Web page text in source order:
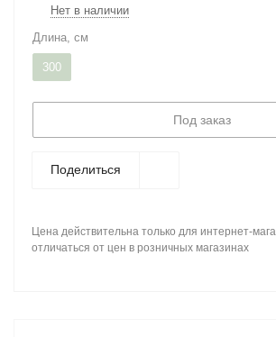
Нет в наличии
Длина, см
300
Под заказ
Поделиться
Цена действительна только для интернет-
отличаться от цен в розничных магазинах